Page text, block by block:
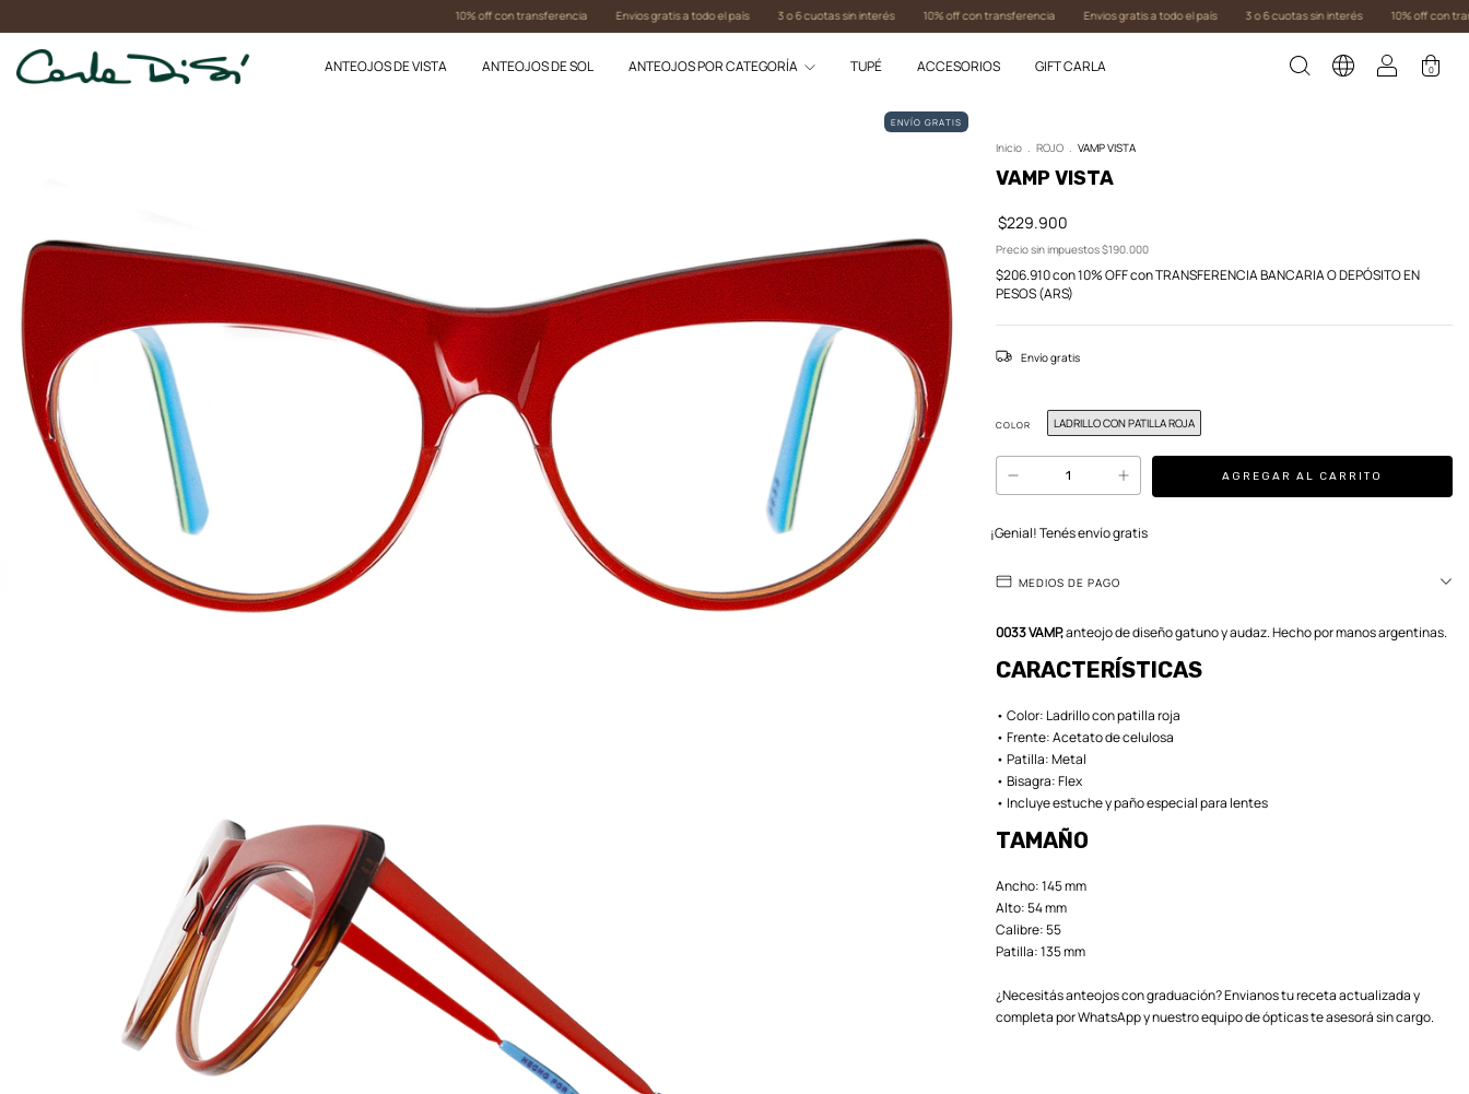
10% off con transferencia Envios gratis a todo el país 3 o 6 cuotas sin interés 10% off con transferencia Envios gratis a todo el país 3 o 6 cuotas sin interés 10% off con
ANTEOJOS DE VISTA ANTEOJOS DE SOL ANTEOJOS POR CATEGORÍA TUPÉ ACCESORIOS GIFT CARLA 0
ENVÍO GRATIS
Inicio . ROJO . VAMP VISTA
VAMP VISTA
$229.900
Precio sin impuestos$190.000
$206.910con10% OFF con TRANSFERENCIA BANCARIA O DEPÓSITO EN
PESOS (ARS)
Envío gratis
COLOR LADRILLO CON PATILLA ROJA
¡Genial! Tenés envío gratis
MEDIOS DE PAGO
0033 VAMP,anteojo de diseño gatuno y audaz. Hecho por manos argentinas.
CARACTERÍSTICAS
• Color: Ladrillo con patilla roja
• Frente: Acetato de celulosa
• Patilla: Metal
• Bisagra: Flex
• Incluye estuche y paño especial para lentes
TAMAÑO
Ancho: 145 mm
Alto: 54 mm
Calibre: 55
Patilla: 135 mm
¿Necesitás anteojos con graduación? Envianos tu receta actualizada y
completa por WhatsApp y nuestro equipo de ópticas te asesorá sin cargo.